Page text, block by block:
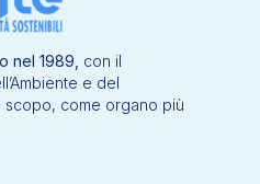
nel 1989, con il
e del
come organo più